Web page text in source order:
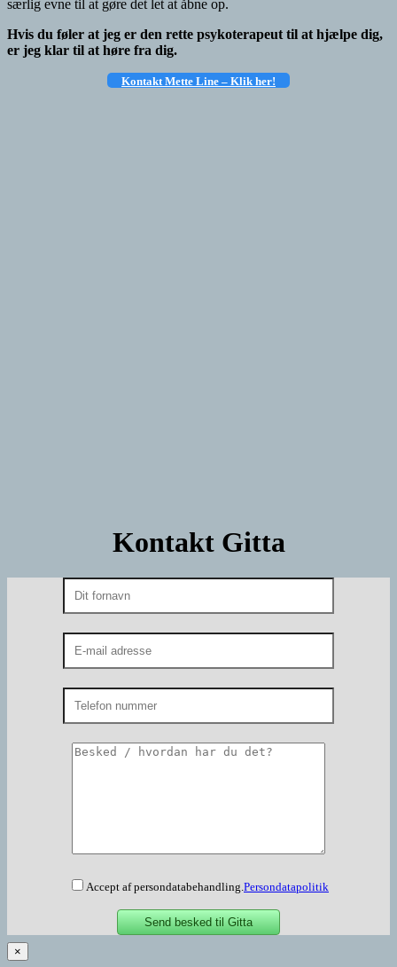
særlig evne til at gøre det let at åbne op.
Hvis du føler at jeg er den rette psykoterapeut til at hjælpe dig,
er jeg klar til at høre fra dig.
Kontakt Mette Line – Klik her!
Kontakt Gitta
Accept af persondatabehandling.Persondatapolitik
×